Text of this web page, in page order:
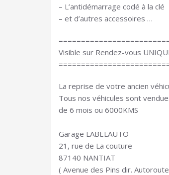
– L’antidémarrage codé à la clé
– et d’autres accessoires …
Visible sur Rendez-vous
La reprise de votre ancien
Tous nos véhicules sont
de 6 mois ou 6000KMS
Garage LABELAUTO
21, rue de La couture
87140 NANTIAT
( Avenue des Pins dir.